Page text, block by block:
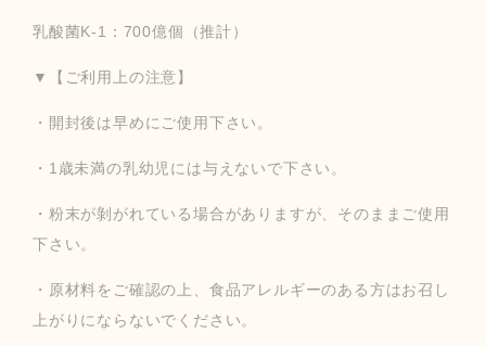
乳酸菌K-1：700億個（推計）
▼【ご利用上の注意】
・開封後は早めにご使用下さい。
・1歳未満の乳幼児には与えないで下さい。
・粉末が剝がれている場合がありますが、そのままご使用
下さい。
・原材料をご確認の上、食品アレルギーのある方はお召し
上がりにならないでください。